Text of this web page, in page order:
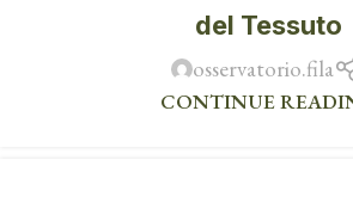
del Tessuto
osservatorio.fila
CONTINUE